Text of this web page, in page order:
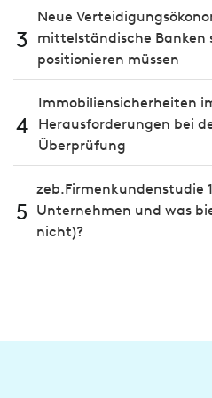
3
Neue
mittelständische Banken
positionieren müssen
4
Immobiliensicherheiten
Herausforderungen bei
Überprüfung
5
zeb.Firmenkundenstudie
Unternehmen und was
nicht)?